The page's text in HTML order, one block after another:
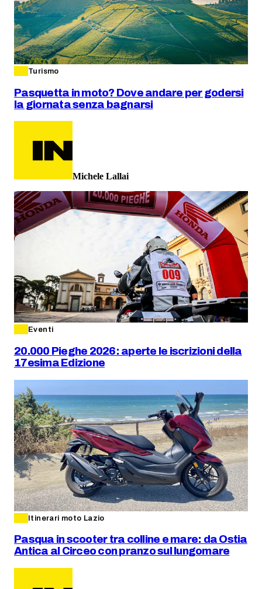
Turismo
Pasquetta in moto? Dove andare per godersi
la giornata senza bagnarsi
Michele Lallai
Eventi
20.000 Pieghe 2026: aperte le iscrizioni della
17esima Edizione
Itinerari moto Lazio
Pasqua in scooter tra colline e mare: da Ostia
Antica al Circeo con pranzo sul lungomare